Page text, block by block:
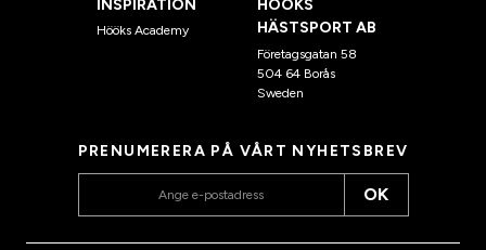
INSPIRATION
Hööks Academy
HÖÖKS
HÄSTSPORT AB
Företagsgatan 58
504 64 Borås
Sweden
PRENUMERERA PÅ VÅRT NYHETSBREV
OK